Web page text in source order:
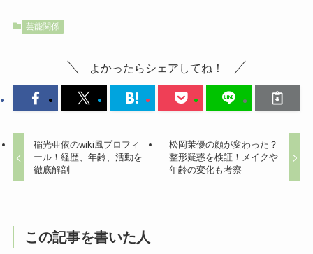
芸能関係
よかったらシェアしてね！
稲光亜依のwiki風プロフィ
ール！経歴、年齢、活動を
徹底解剖
松岡茉優の顔が変わった？
整形疑惑を検証！メイクや
年齢の変化も考察
この記事を書いた人